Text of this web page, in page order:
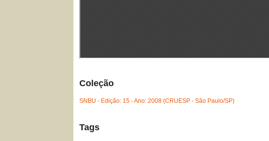
Coleção
SNBU - Edição: 15 - Ano: 2008 (CRUESP - São Paulo/SP)
Tags